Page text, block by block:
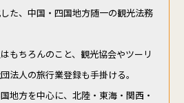
た、中国・四国地方随一の観光法務
もちろんのこと、観光協会やツーリ
法人の旅行業登録も手掛ける。
地方を中心に、北陸・東海・関西・